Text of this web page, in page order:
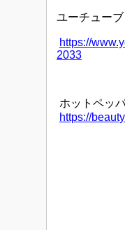
ユーチューブ
https://
2033
ホットペッ
https://